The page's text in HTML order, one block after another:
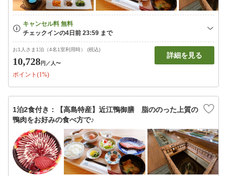
お1人さま1泊（4名1室利用時） (税込)
10,728円 ／人〜
ポイント(1%)
詳細を見る
1泊2食付き：【高島特産】近江鴨御膳 脂ののった上質の
鴨肉をお好みの食べ方で♪